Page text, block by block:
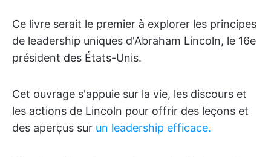
Ce livre serait le premier à explorer les principes
de leadership uniques d'Abraham Lincoln, le 16e
président des États-Unis.
Cet ouvrage s'appuie sur la vie, les discours et
les actions de Lincoln pour offrir des leçons et
des aperçus sur un leadership efficace.